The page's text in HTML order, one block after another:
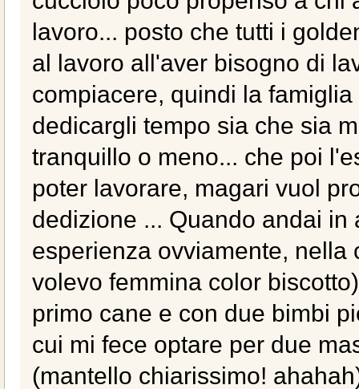
lavoro... posto che tutti i
al lavoro all'aver bisogno di
compiacere, quindi la
dedicargli tempo sia che sia
tranquillo o meno... che poi
poter lavorare, magari vuol
dedizione ... Quando andai
esperienza ovviamente,
volevo femmina color
primo cane e con due bimbi
cui mi fece optare per due
(mantello chiarissimo!